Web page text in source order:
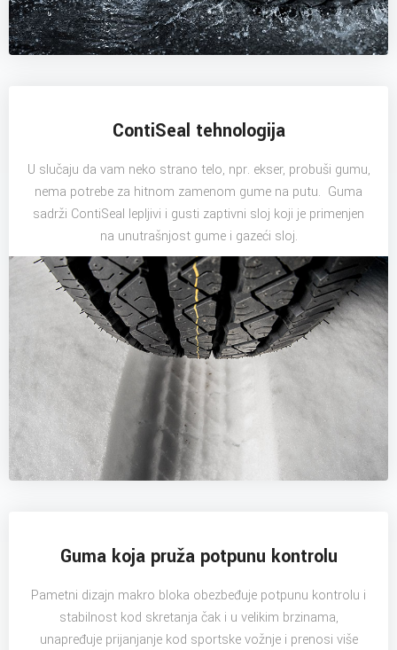
ContiSeal tehnologija
U slučaju da vam neko strano telo, npr. ekser, probuši gumu,
nema potrebe za hitnom zamenom gume na putu. Guma
sadrži ContiSeal lepljivi i gusti zaptivni sloj koji je primenjen
na unutrašnjost gume i gazeći sloj.
Guma koja pruža potpunu kontrolu
Pametni dizajn makro bloka obezbeđuje potpunu kontrolu i
stabilnost kod skretanja čak i u velikim brzinama,
unapređuje prijanjanje kod sportske vožnje i prenosi više